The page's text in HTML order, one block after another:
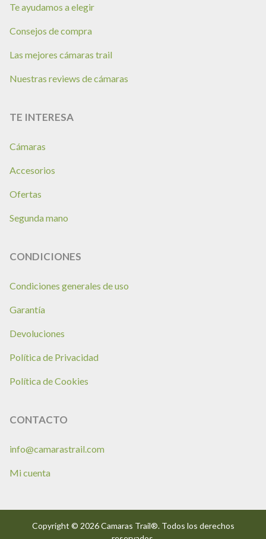
Te ayudamos a elegir
Consejos de compra
Las mejores cámaras trail
Nuestras reviews de cámaras
TE INTERESA
Cámaras
Accesorios
Ofertas
Segunda mano
CONDICIONES
Condiciones generales de uso
Garantía
Devoluciones
Política de Privacidad
Política de Cookies
CONTACTO
info@camarastrail.com
Mi cuenta
Copyright © 2026 Camaras Trail®. Todos los derechos